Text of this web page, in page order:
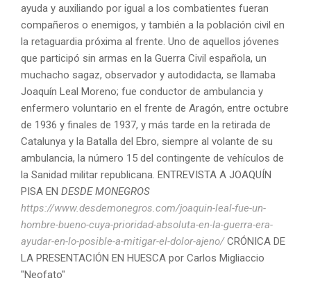
ayuda y auxiliando por igual a los combatientes fueran
compañeros o enemigos, y también a la población civil en
la retaguardia próxima al frente. Uno de aquellos jóvenes
que participó sin armas en la Guerra Civil española, un
muchacho sagaz, observador y autodidacta, se llamaba
Joaquín Leal Moreno; fue conductor de ambulancia y
enfermero voluntario en el frente de Aragón, entre octubre
de 1936 y finales de 1937, y más tarde en la retirada de
Catalunya y la Batalla del Ebro, siempre al volante de su
ambulancia, la número 15 del contingente de vehículos de
la Sanidad militar republicana. ENTREVISTA A JOAQUÍN
PISA EN DESDE MONEGROS
https://www.desdemonegros.com/joaquin-leal-fue-un-
hombre-bueno-cuya-prioridad-absoluta-en-la-guerra-era-
ayudar-en-lo-posible-a-mitigar-el-dolor-ajeno/CRÓNICA DE
LA PRESENTACIÓN EN HUESCA por Carlos Migliaccio
"Neofato"